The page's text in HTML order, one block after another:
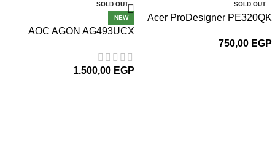
SOLD OUT
Acer ProDesigner PE320QK
750,00 EGP
SOLD OUT
NEW
AOC AGON AG493UCX
1.500,00 EGP